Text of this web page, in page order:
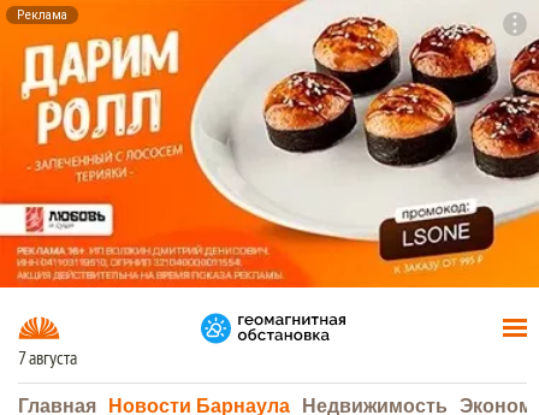
Реклама
7 августа
Главная Новости Барнаула Недвижимость